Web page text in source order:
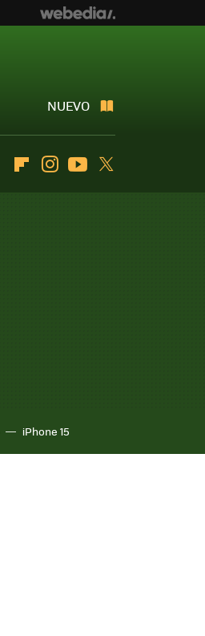
NUEVO
FlipboardInstagramYoutube
iPhone 15